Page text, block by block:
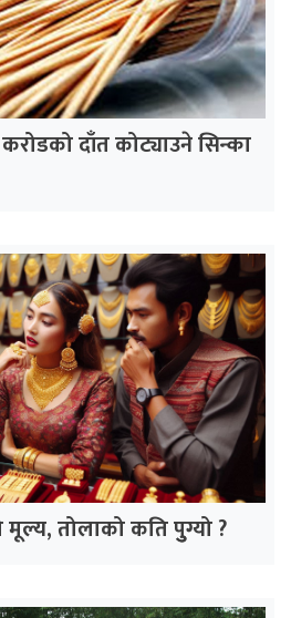
दाँत कोट्याउने सिन्का
तोलाको कति पुुग्यो ?